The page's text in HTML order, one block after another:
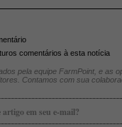
comentários à esta notícia
pela equipe FarmPoint, e as
Contamos com sua
em seu e-mail?